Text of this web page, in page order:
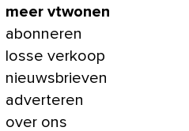
meer vtwonen
abonneren
losse verkoop
nieuwsbrieven
adverteren
over ons